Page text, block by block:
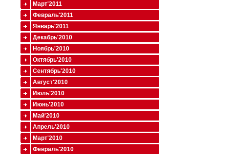
Март'2011
Февраль'2011
Январь'2011
Декабрь'2010
Ноябрь'2010
Октябрь'2010
Сентябрь'2010
Август'2010
Июль'2010
Июнь'2010
Май'2010
Апрель'2010
Март'2010
Февраль'2010